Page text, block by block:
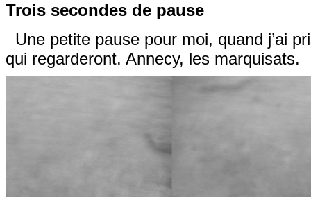
Trois secondes de pause
Une petite pause pour moi, quand j’ai
qui regarderont. Annecy, les marquisats.